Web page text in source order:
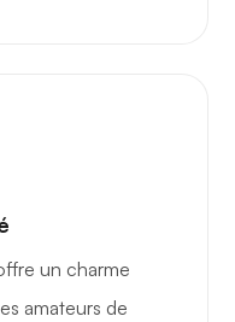
un charme
amateurs de